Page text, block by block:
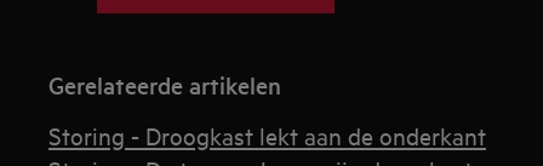
Gerelateerde artikelen
Storing - Droogkast lekt aan de onderkant